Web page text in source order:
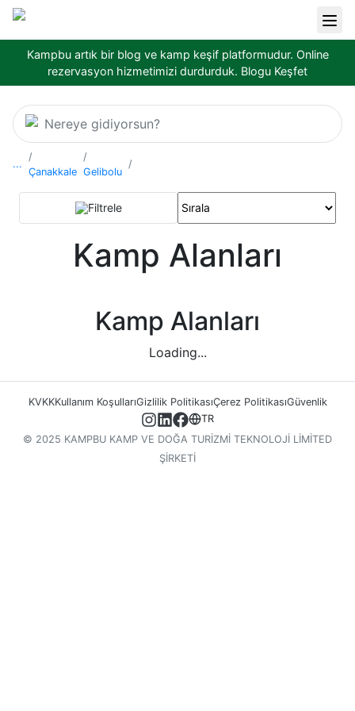
Kampbu artık bir blog ve kamp keşif platformudur. Online
rezervasyon hizmetimizi durdurduk. Blogu Keşfet
Nereye gidiyorsun?
...
Çanakkale Gelibolu
Filtrele
Kamp Alanları
Kamp Alanları
Loading...
KVKKKullanım KoşullarıGizlilik PolitikasıÇerez PolitikasıGüvenlik
TR
© 2025 KAMPBU KAMP VE DOĞA TURİZMİ TEKNOLOJİ LİMİTED
ŞİRKETİ